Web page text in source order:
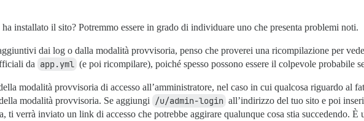
installato il sito? Potremmo essere in grado di individuare uno che presenta problemi noti.
dai log o dalla modalità provvisoria, penso che proverei una ricompilazione per
da app.yml (e poi ricompilare), poiché spesso possono essere il colpevole probabile
modalità provvisoria di accesso all’amministratore, nel caso in cui qualcosa riguardo al
modalità provvisoria. Se aggiungi
/u/admin-login all’indirizzo del tuo sito e poi
ti verrà inviato un link di accesso che potrebbe aggirare qualunque cosa stia succedendo. È